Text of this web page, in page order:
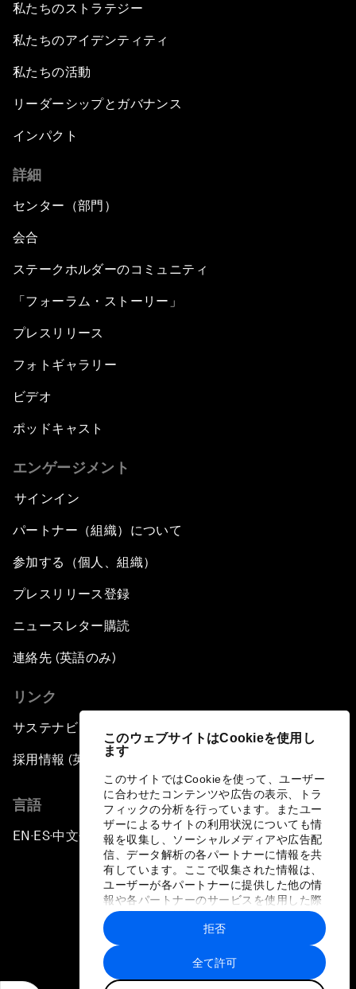
このウェブサイトはCookieを使用し
ます
このサイトではCookieを使って、ユーザー
に合わせたコンテンツや広告の表示、トラ
フィックの分析を行っています。またユー
ザーによるサイトの利用状況についても情
報を収集し、ソーシャルメディアや広告配
信、データ解析の各パートナーに情報を共
有しています。ここで収集された情報は、
ユーザーが各パートナーに提供した他の情
報や各パートナーのサービスを使用した際
に収集された情報と組み合わされ、各パー
トナーによって使用されることがありま
す。
全て許可
拒否
私たちのストラテジー
私たちのアイデンティティ
私たちの活動
リーダーシップとガバナンス
インパクト
詳細
センター（部門）
会合
ステークホルダーのコミュニティ
「フォーラム・ストーリー」
プレスリリース
フォトギャラリー
ビデオ
ポッドキャスト
エンゲージメント
サインイン
パートナー（組織）について
参加する（個人、組織）
プレスリリース登録
ニュースレター購読
連絡先 (英語のみ)
リンク
サステナビリティへの取り組み
採用情報 (英語のみ)
言語
EN ▪ES▪中文▪ 日本語
プライバシーポリシーと利用規約
サイトマップ